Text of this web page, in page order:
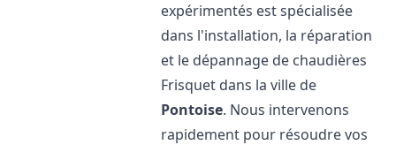
expérimentés est spécialisée
dans l'installation, la réparation
et le dépannage de chaudières
Frisquet dans la ville de
Pontoise. Nous intervenons
rapidement pour résoudre vos